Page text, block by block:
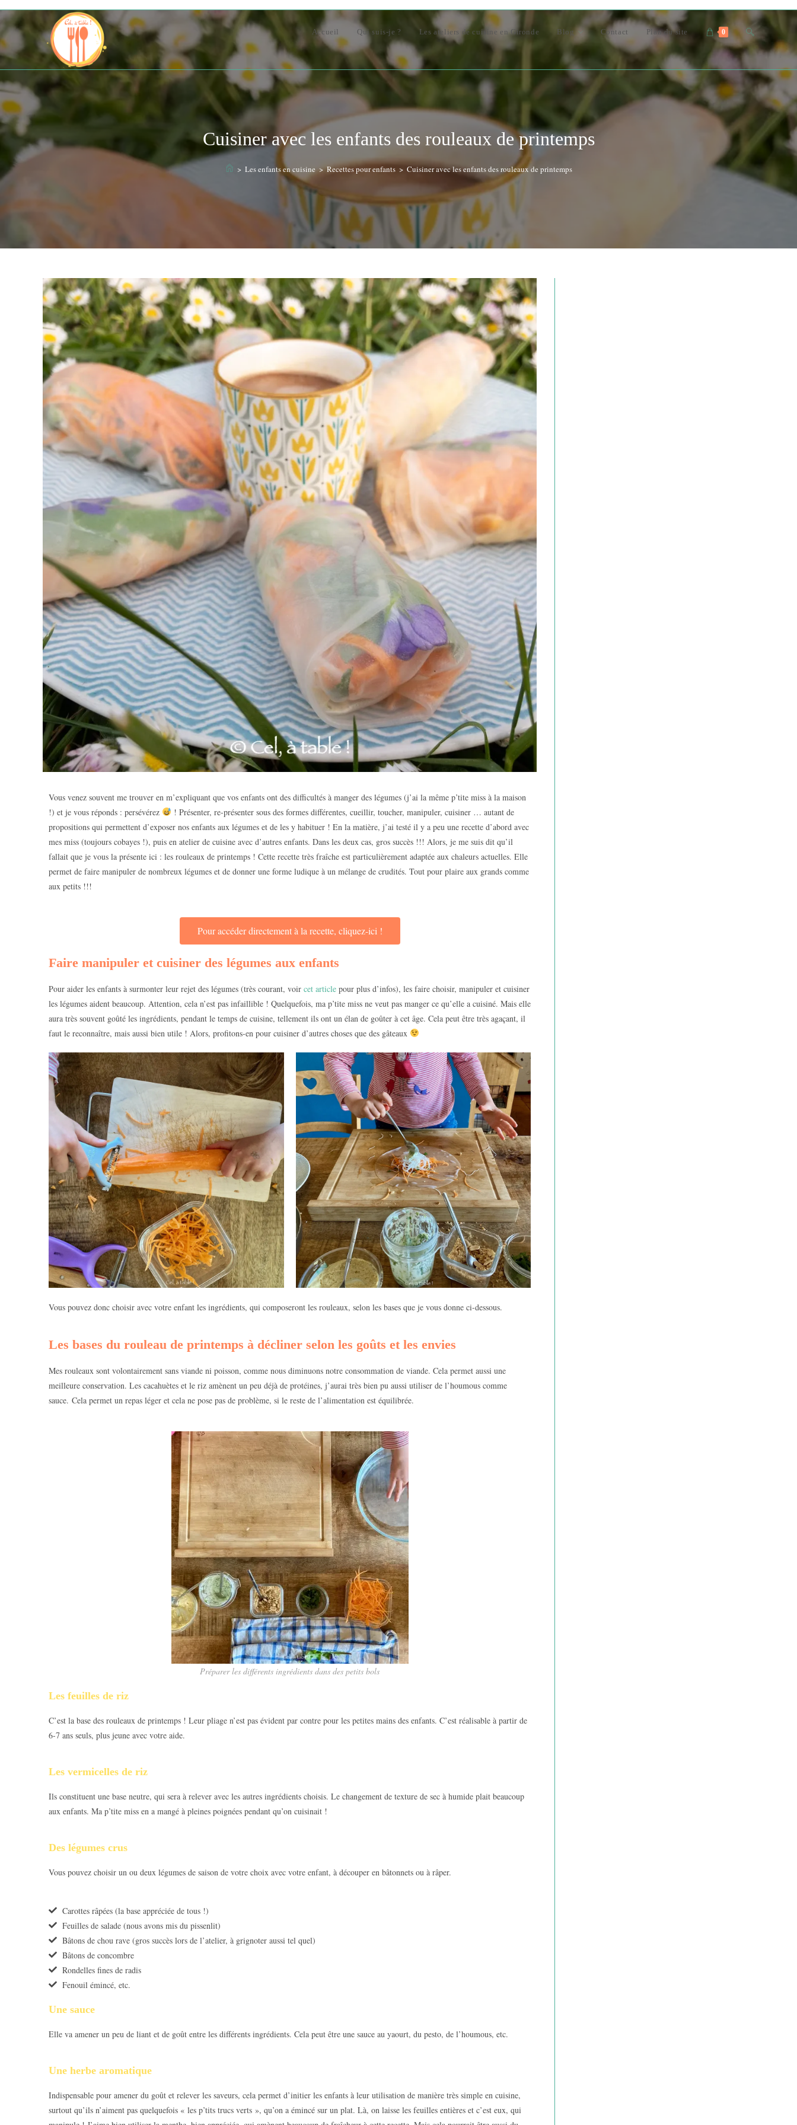
Accueil Qui suis-je ? Les ateliers de cuisine en Gironde Blog Contact Plan du site 0
Cuisiner avec les enfants des rouleaux de printemps
> Les enfants en cuisine > Recettes pour enfants > Cuisiner avec les enfants des rouleaux de printemps
Vous venez souvent me trouver en m’expliquant que vos enfants ont des difficultés à manger des légumes (j’ai la même p’tite miss à la maison
!) et je vous réponds : persévérez
! Présenter, re-présenter sous des formes différentes, cueillir, toucher, manipuler, cuisiner … autant de
propositions qui permettent d’exposer nos enfants aux légumes et de les y habituer ! En la matière, j’ai testé il y a peu une recette d’abord avec
mes miss (toujours cobayes !), puis en atelier de cuisine avec d’autres enfants. Dans les deux cas, gros succès !!! Alors, je me suis dit qu’il
fallait que je vous la présente ici : les rouleaux de printemps ! Cette recette très fraîche est particulièrement adaptée aux chaleurs actuelles. Elle
permet de faire manipuler de nombreux légumes et de donner une forme ludique à un mélange de crudités. Tout pour plaire aux grands comme
aux petits !!!
Pour accéder directement à la recette, cliquez-ici !
Faire manipuler et cuisiner des légumes aux enfants
Pour aider les enfants à surmonter leur rejet des légumes (très courant, voir cet article pour plus d’infos), les faire choisir, manipuler et cuisiner
les légumes aident beaucoup. Attention, cela n’est pas infaillible ! Quelquefois, ma p’tite miss ne veut pas manger ce qu’elle a cuisiné. Mais elle
aura très souvent goûté les ingrédients, pendant le temps de cuisine, tellement ils ont un élan de goûter à cet âge. Cela peut être très agaçant, il
faut le reconnaître, mais aussi bien utile ! Alors, profitons-en pour cuisiner d’autres choses que des gâteaux
Vous pouvez donc choisir avec votre enfant les ingrédients, qui composeront les rouleaux, selon les bases que je vous donne ci-dessous.
Les bases du rouleau de printemps à décliner selon les goûts et les envies
Mes rouleaux sont volontairement sans viande ni poisson, comme nous diminuons notre consommation de viande. Cela permet aussi une
meilleure conservation. Les cacahuètes et le riz amènent un peu déjà de protéines, j’aurai très bien pu aussi utiliser de l’houmous comme
sauce. Cela permet un repas léger et cela ne pose pas de problème, si le reste de l’alimentation est équilibrée.
Préparer les différents ingrédients dans des petits bols
Les feuilles de riz
C’est la base des rouleaux de printemps ! Leur pliage n’est pas évident par contre pour les petites mains des enfants. C’est réalisable à partir de
6-7 ans seuls, plus jeune avec votre aide.
Les vermicelles de riz
Ils constituent une base neutre, qui sera à relever avec les autres ingrédients choisis. Le changement de texture de sec à humide plait beaucoup
aux enfants. Ma p’tite miss en a mangé à pleines poignées pendant qu’on cuisinait !
Des légumes crus
Vous pouvez choisir un ou deux légumes de saison de votre choix avec votre enfant, à découper en bâtonnets ou à râper.
Carottes râpées (la base appréciée de tous !)
Feuilles de salade (nous avons mis du pissenlit)
Bâtons de chou rave (gros succès lors de l’atelier, à grignoter aussi tel quel)
Bâtons de concombre
Rondelles fines de radis
Fenouil émincé, etc.
Une sauce
Elle va amener un peu de liant et de goût entre les différents ingrédients. Cela peut être une sauce au yaourt, du pesto, de l’houmous, etc.
Une herbe aromatique
Indispensable pour amener du goût et relever les saveurs, cela permet d’initier les enfants à leur utilisation de manière très simple en cuisine,
surtout qu’ils n’aiment pas quelquefois « les p’tits trucs verts », qu’on a émincé sur un plat. Là, on laisse les feuilles entières et c’est eux, qui